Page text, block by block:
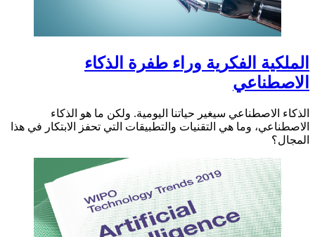
الملكية الفكرية وراء طفرة الذكاء
الاصطناعي
الذكاء الاصطناعي سيغير حياتنا اليومية. ولكن ما هو الذكاء
الاصطناعي، وما هي التقنيات والتطبيقات التي تحفز الابتكار في هذا
المجال؟